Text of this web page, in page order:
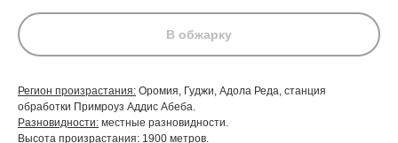
В обжарку
Регион произрастания: Оромия, Гуджи, Адола Реда, станция
обработки Примроуз Аддис Абеба.
Разновидности: местные разновидности.
Высота произрастания: 1900 метров.